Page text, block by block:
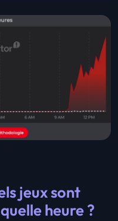
jeux sont
heure ?